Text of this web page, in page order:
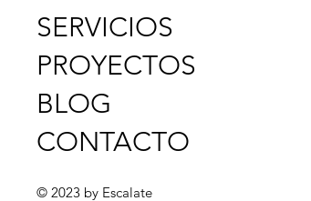
© 2023 by Escalate
SERVICIOS
PROYECTOS
BLOG
CONTACTO